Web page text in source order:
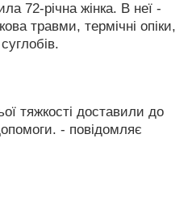
72-річна жінка. В неї -
травми, термічні опіки,
тяжкості доставили до
- повідомляє